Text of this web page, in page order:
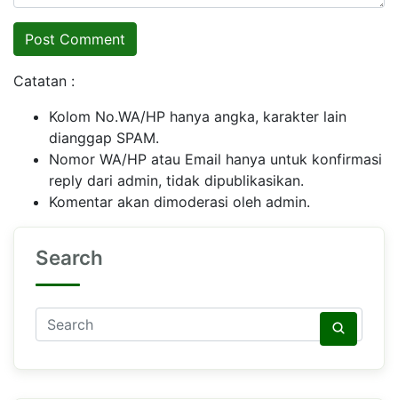
Catatan :
Kolom No.WA/HP hanya angka, karakter lain
dianggap SPAM.
Nomor WA/HP atau Email hanya untuk konfirmasi
reply dari admin, tidak dipublikasikan.
Komentar akan dimoderasi oleh admin.
Search